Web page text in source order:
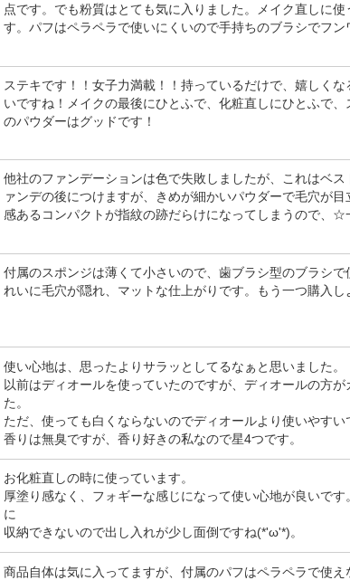
点です。でも粉質はとても気に入りました。メイク直しに使
す。パフはペラペラで使いにくいので手持ちのブラシでフン
ステキです！！女子力満載！！持っているだけで、嬉しく
いですね！メイクの最後にひとふで、化粧直しにひとふで
のパウダーはグッドです！
他社のファンデーションは色で失敗しましたが、これはベ
ァンデの後につけますが、きめが細かいパウダーで毛穴が
感あるコンパクトが指紋の跡だらけになってしまうので、☆
付属のスポンジは薄くて小さいので、歯ブラシ型のブラシで
れいに毛穴が隠れ、マットな仕上がりです。もう一つ購入し
使い心地は、思ったよりサラッとしてるなぁと思いました。
以前はディオールを使っていたのですが、ディオールの方
た。
ただ、使っても白くならないのでディオールより使いやすい
香りは無臭ですが、香り好きの私なので星4つです。
お化粧直しの時に使っています。
厚塗り感なく、フォギーな感じになって使い心地が良いで
に
収納できないので出し入れが少し面倒ですね(*'ω'*)。
商品自体は気に入ってますが、付属のパフはペラペラで使